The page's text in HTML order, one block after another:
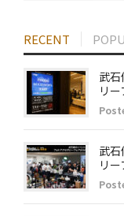
RECENT
武
リ
武
リ